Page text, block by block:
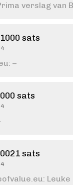
verslag van
sats
–
sats
sats